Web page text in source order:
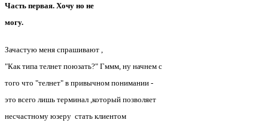
Часть первая. Хочу но не
могу.
Зачастую меня спрашивают ,
"Как типа телнет поюзать?" Гммм, ну начнем с
того что "телнет" в привычном понимании -
это всего лишь терминал ,который позволяет
несчастному юзеру стать клиентом